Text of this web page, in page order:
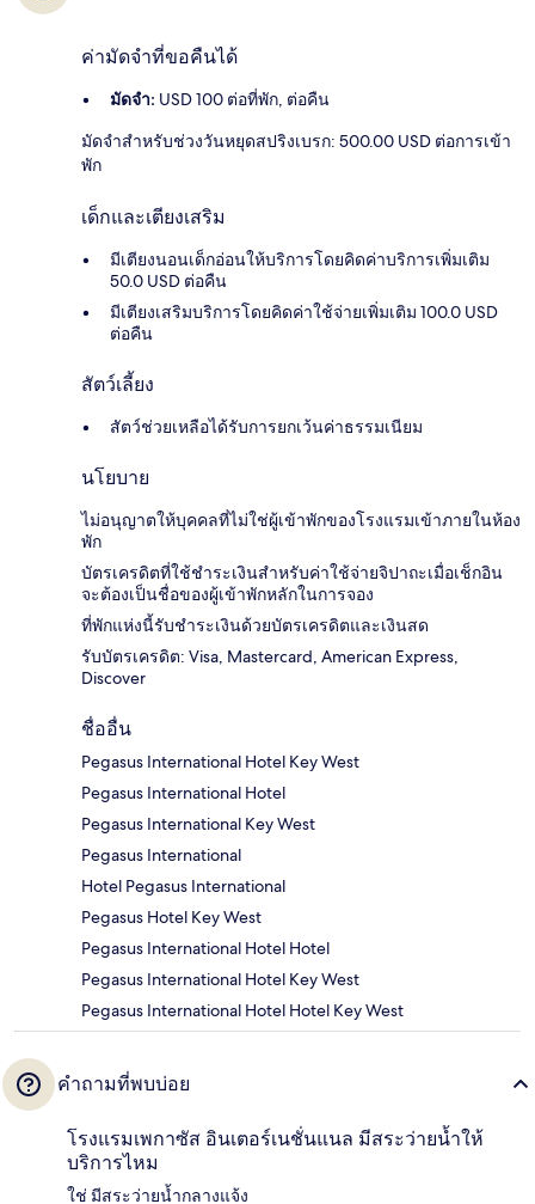
ค่ามัดจำที่ขอคืนได้
มัดจำ: USD 100 ต่อที่พัก, ต่อคืน
มัดจำสำหรับช่วงวันหยุดสปริงเบรก: 500.00 USD ต่อการเข้า
พัก
เด็กและเตียงเสริม
มีเตียงนอนเด็กอ่อนให้บริการโดยคิดค่าบริการเพิ่มเติม
50.0 USD ต่อคืน
มีเตียงเสริมบริการโดยคิดค่าใช้จ่ายเพิ่มเติม 100.0 USD
ต่อคืน
สัตว์เลี้ยง
สัตว์ช่วยเหลือได้รับการยกเว้นค่าธรรมเนียม
นโยบาย
ไม่อนุญาตให้บุคคลที่ไม่ใช่ผู้เข้าพักของโรงแรมเข้าภายในห้อง
พัก
บัตรเครดิตที่ใช้ชำระเงินสำหรับค่าใช้จ่ายจิปาถะเมื่อเช็กอิน
จะต้องเป็นชื่อของผู้เข้าพักหลักในการจอง
ที่พักแห่งนี้รับชำระเงินด้วยบัตรเครดิตและเงินสด
รับบัตรเครดิต: Visa, Mastercard, American Express,
Discover
ชื่ออื่น
Pegasus International Hotel Key West
Pegasus International Hotel
Pegasus International Key West
Pegasus International
Hotel Pegasus International
Pegasus Hotel Key West
Pegasus International Hotel Hotel
Pegasus International Hotel Key West
Pegasus International Hotel Hotel Key West
คำถามที่พบบ่อย
โรงแรมเพกาซัส อินเตอร์เนชั่นแนล มีสระว่ายน้ำให้
บริการไหม
ใช่ มีสระว่ายน้ำกลางแจ้ง